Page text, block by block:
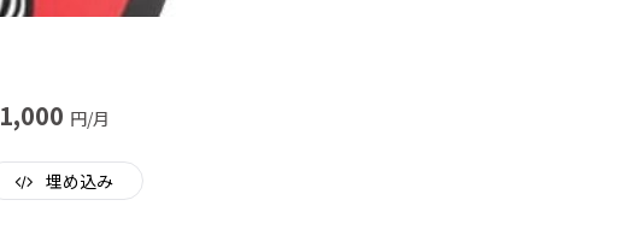
1,000 円/月
埋め込み